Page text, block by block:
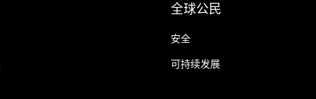
全球公民
安全
可持续发展